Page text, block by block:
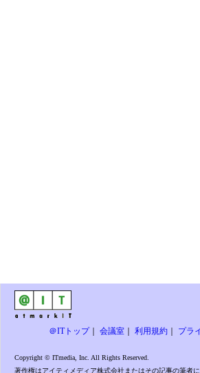
＠ITトップ｜ 会議室 利用規約 プラ
Copyright © ITmedia, Inc. All Rights Reserved.
著作権はアイティメディア株式会社またはその記事の筆者に